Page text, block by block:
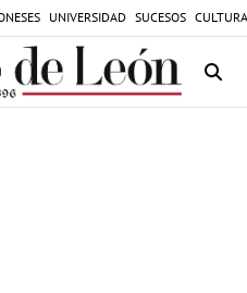
UNIVERSIDAD SUCESOS